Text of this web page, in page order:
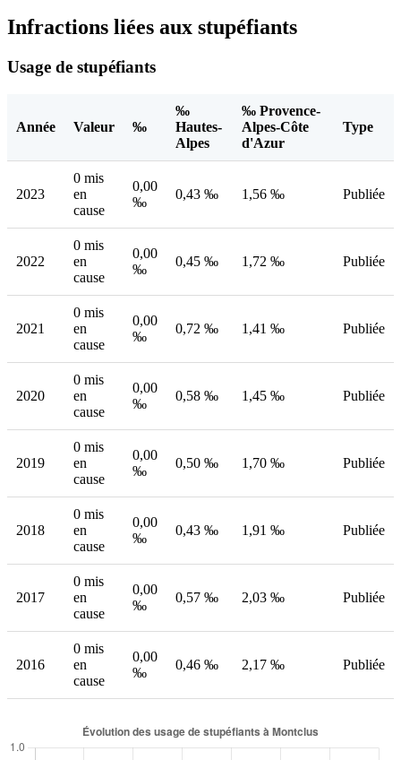
Infractions liées aux stupéfiants
Usage de stupéfiants
Année Valeur ‰
‰
Hautes-
Alpes
‰ Provence-
Alpes-Côte
d'Azur
Type
2023
0 mis
en
cause
0,00
‰
0,43 ‰ 1,56 ‰ Publiée
2022
0 mis
en
cause
0,00
‰
0,45 ‰ 1,72 ‰ Publiée
2021
0 mis
en
cause
0,00
‰
0,72 ‰ 1,41 ‰ Publiée
2020
0 mis
en
cause
0,00
‰
0,58 ‰ 1,45 ‰ Publiée
2019
0 mis
en
cause
0,00
‰
0,50 ‰ 1,70 ‰ Publiée
2018
0 mis
en
cause
0,00
‰
0,43 ‰ 1,91 ‰ Publiée
2017
0 mis
en
cause
0,00
‰
0,57 ‰ 2,03 ‰ Publiée
2016
0 mis
en
cause
0,00
‰
0,46 ‰ 2,17 ‰ Publiée